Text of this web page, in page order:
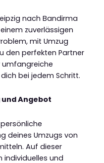
nach Bandirma
zuverlässigen
mit Umzug
den perfekten Partner
umfangreiche
bei jedem Schritt.
Angebot
deines Umzugs von
Auf dieser
individuelles und